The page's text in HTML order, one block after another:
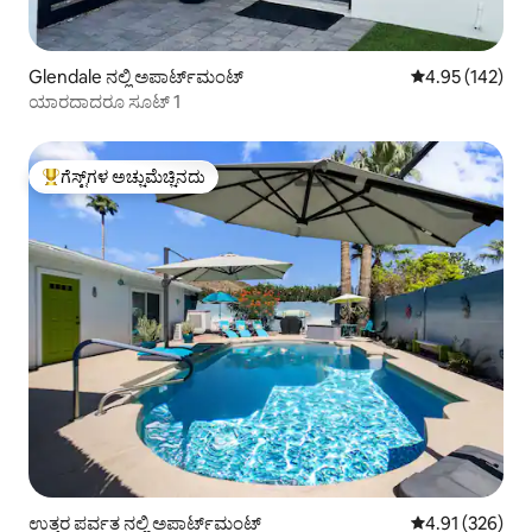
Glendale ನಲ್ಲಿ ಅಪಾರ್ಟ್‌ಮಂಟ್ 5 ರಲ್ಲಿ 4.95
4.95 (142)
ಯಾರದಾದರೂ ಸೂಟ್ 1
ಗೆಸ್ಟ್‌ಗಳಿಗೆ ಅತಿ ಹೆಚ್ಚು ಅಚ್ಚುಮೆಚ್ಚಿನದು
ಗೆಸ್ಟ್‌ಗಳ ಅಚ್ಚುಮೆಚ್ಚಿನದು
ಉತ್ತರ ಪರ್ವತ ನಲ್ಲಿ ಅಪಾರ್ಟ್‌ಮಂಟ್ 5 ರಲ್ಲಿ 4.91
4.91 (326)